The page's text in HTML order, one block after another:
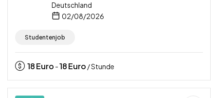
Deutschland
02/08/2026
Studentenjob
18Euro -18Euro / Stunde